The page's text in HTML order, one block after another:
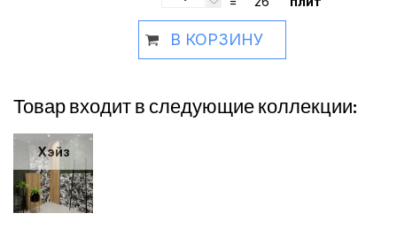
В КОРЗИНУ
Товар входит в следующие коллекции:
Хэйз